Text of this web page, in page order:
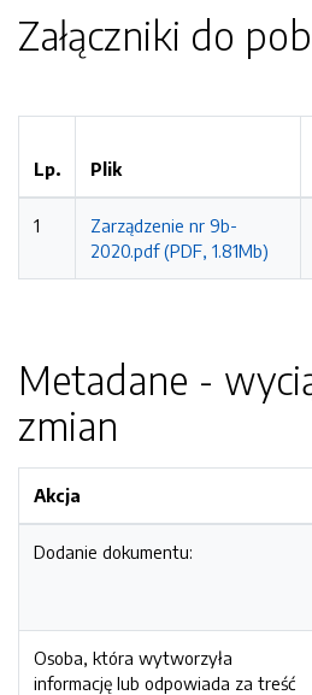
Załączniki do
Lp. Plik
1
Zarządzenie nr 9b-
2020.pdf (PDF, 1.81Mb)
Metadane -
zmian
Akcja
Dodanie dokumentu:
Osoba, która wytworzyła
informację lub odpowiada za treść